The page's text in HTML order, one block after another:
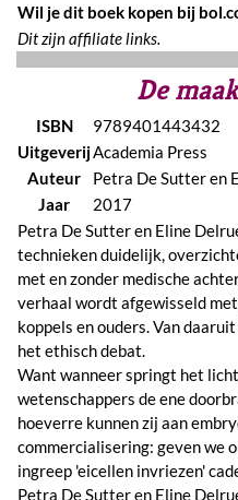
Wil je dit boek kopen bij
Dit zijn affiliate links.
De
ISBN
9789401443432
UitgeverijAcademia Press
Auteur
Petra De Sutter en
Jaar
2017
Petra De Sutter en Eline
technieken duidelijk,
met en zonder medische
verhaal wordt afgewisseld
koppels en ouders. Van
het ethisch debat.
Want wanneer springt het
wetenschappers de ene
hoeverre kunnen zij aan
commercialisering: geven we
ingreep 'eicellen invriezen'
Petra De Sutter en Eline